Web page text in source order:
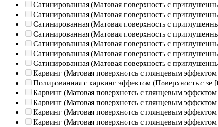
Сатинированная (Матовая поверхность с
Сатинированная (Матовая поверхность с
Сатинированная (Матовая поверхность с
Сатинированная (Матовая поверхность с
Сатинированная (Матовая поверхность с
Сатинированная (Матовая поверхность с
Сатинированная (Матовая поверхность с
Карвинг (Матовая поверхнотсь с глянцевым эффектом
Полированная c карвинг эффектом (Поверхность с зе
Карвинг (Матовая поверхнотсь с глянцевым эффектом
Карвинг (Матовая поверхнотсь с глянцевым эффектом
Карвинг (Матовая поверхнотсь с глянцевым эффектом
Карвинг (Матовая поверхнотсь с глянцевым эффектом